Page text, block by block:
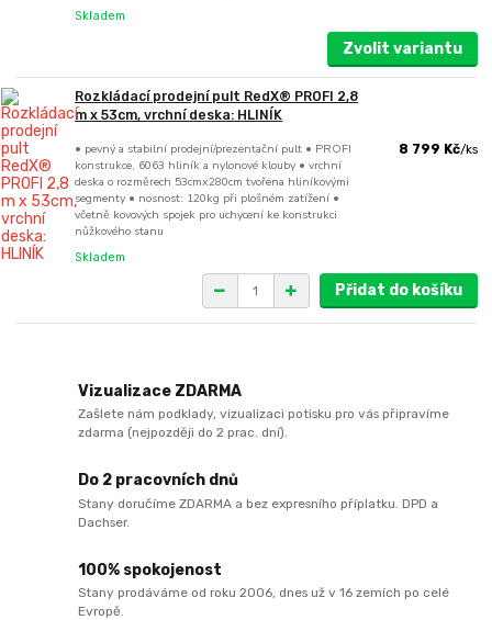
Skladem
Zvolit variantu
Rozkládací prodejní pult RedX® PROFI 2,8
m x 53cm, vrchní deska: HLINÍK
• pevný a stabilní prodejní/prezentační pult • PROFI
konstrukce, 6063 hliník a nylonové klouby • vrchní
deska o rozměrech 53cmx280cm tvořena hliníkovými
segmenty • nosnost: 120kg při plošném zatížení •
včetně kovových spojek pro uchycení ke konstrukci
nůžkového stanu
8 799 Kč/ks
Skladem
Přidat do košíku
Vizualizace ZDARMA
Zašlete nám podklady, vizualizaci potisku pro vás připravíme
zdarma (nejpozději do 2 prac. dní).
Do 2 pracovních dnů
Stany doručíme ZDARMA a bez expresního příplatku. DPD a
Dachser.
100% spokojenost
Stany prodáváme od roku 2006, dnes už v 16 zemích po celé
Evropě.